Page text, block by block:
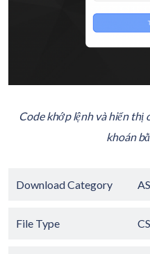
Code khớp lệnh và hiển thị
khoán
Download Category
File Type